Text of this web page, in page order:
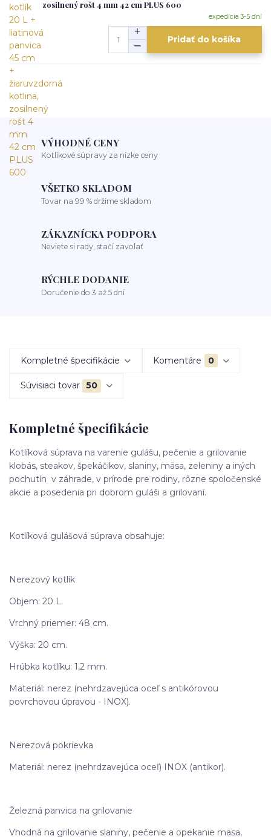
zosilnený rošt 4 mm 42 cm PLUS 600
expedícia 3-5 dní
Pridať do košíka
VÝHODNÉ CENY
Kotlíkové súpravy za nízke ceny
VŠETKO SKLADOM
Tovar na 99 % držíme skladom
ZÁKAZNÍCKA PODPORA
Neviete si rady, stačí zavolať
RÝCHLE DODANIE
Doručenie do 3 až 5 dní
Kompletné špecifikácie Komentáre 0
Súvisiaci tovar 50
Kompletné špecifikácie
Kotlíková súprava na varenie gulášu, pečenie a grilovanie
klobás, steakov, špekáčikov, slaniny, mäsa, zeleniny a iných
pochutín v záhrade, v prírode pre rodiny, rôzne spoločenské
akcie a posedenia pri dobrom guláši a grilovaní.
Kotlíková gulášová súprava obsahuje:
Nerezový kotlík
Objem: 20 L.
Vrchný priemer: 48 cm.
Výška: 20 cm.
Hrúbka kotlíku: 1,2 mm.
Materiál: nerez (nehrdzavejúca oceľ s antikórovou
povrchovou úpravou - INOX).
Nerezová pokrievka
Materiál: nerez (nehrdzavejúca oceľ) INOX (antikor).
Železná panvica na grilovanie
Vhodná na grilovanie slaniny, pečenie a opekanie mäsa,